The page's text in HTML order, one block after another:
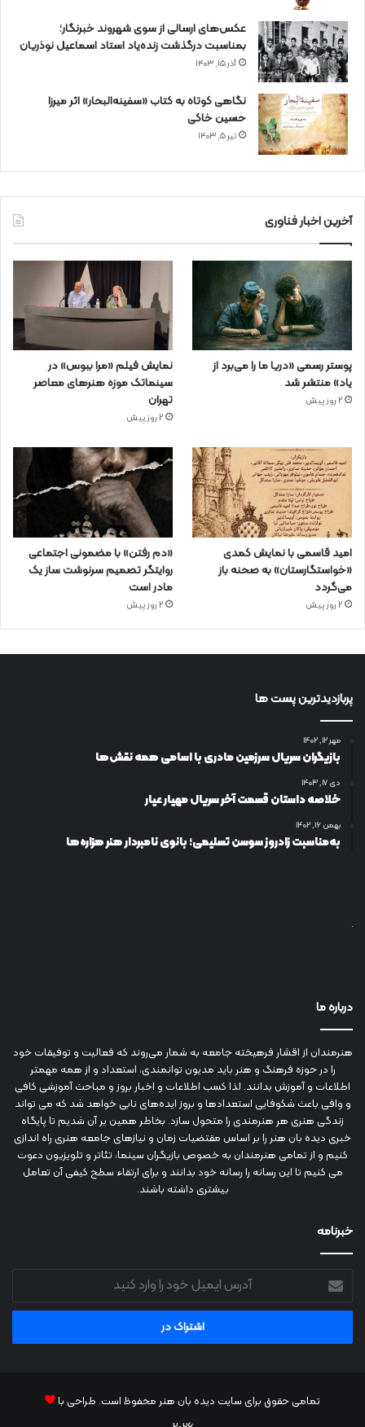
عکس‌های ارسالی از سوی شهروند خبرنگار؛
بمناسبت درگذشت زنده‌یاد استاد اسماعیل نوذریان
آذر ۱۵, ۱۴۰۳
نگاهی کوتاه به کتاب «سفینه‌البحار» اثر میرزا
حسین خاکی
تیر ۵, ۱۴۰۳
آخرین اخبار فناوری
پوستر رسمی «دریا ما را می‌برد از
یاد» منتشر شد
2 روز پیش
نمایش فیلم «مرا ببوس» در
سینماتک موزه هنرهای معاصر
تهران
2 روز پیش
امید قاسمی با نمایش کمدی
«خواستگارستان» به صحنه باز
می‌گردد
2 روز پیش
«دم رفتن» با مضمونی اجتماعی
روایتگر تصمیم سرنوشت ساز یک
مادر است
2 روز پیش
پربازدیدترین پست ها
مهر ۱۲, ۱۴۰۲
بازیگران سریال سرزمین مادری با اسامی همه نقش‌ها
دی ۱۷, ۱۴۰۳
خلاصه داستان قسمت آخر سریال مهیار عیار
بهمن ۱۶, ۱۴۰۲
به‌مناسبت زادروز سوسن تسلیمی؛ بانوی نامبردار هنر هزاره‌ها
درباره ما
هنرمندان از اقشار فرهیخته جامعه به شمار می‌روند که فعالیت و توفیقات خود
را در حوزه فرهنگ و هنر باید مدیون توانمندی، استعداد و از همه مهمتر
اطلاعات و آموزش بدانند. لذا کسب اطلاعات و اخبار بروز و مباحث آموزشی کافی
و وافی باعث شکوفایی استعدادها و بروز ایده‌های نابی خواهد شد که می تواند
زندگی هنری هر هنرمندی را متحول سازد. بخاطر همین بر آن شدیم تا پایگاه
خبری دیده بان هنر را بر اساس مقتضیات زمان و نیازهای جامعه هنری راه اندازی
کنیم و از تمامی هنرمندان به خصوص بازیگران سینما، تئاتر و تلویزیون دعوت
می کنیم تا این رسانه را رسانه خود بدانند و برای ارتقاء سطح کیفی آن تعامل
بیشتری داشته باشند.
خبرنامه
ایمیل
خود
وارد
تمامی حقوق برای سایت دیده بان هنر محفوظ است. طراحی با